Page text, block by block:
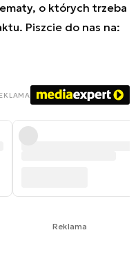
o których trzeba
Piszcie do nas na:
Reklama